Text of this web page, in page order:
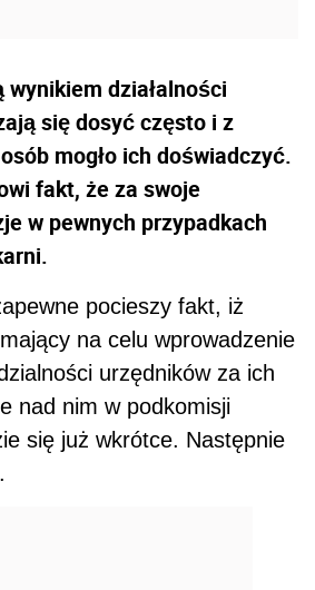
wynikiem działalności
się dosyć często i z
mogło ich doświadczyć.
fakt, że za swoje
w pewnych przypadkach
pocieszy fakt, iż
mający na celu wprowadzenie
urzędników za ich
nad nim w podkomisji
się już wkrótce. Następnie